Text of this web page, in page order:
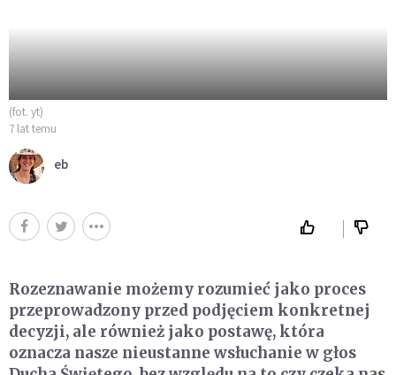
(fot. yt)
7 lat temu
eb
Rozeznawanie możemy rozumieć jako proces
przeprowadzony przed podjęciem konkretnej
decyzji, ale również jako postawę, która
oznacza nasze nieustanne wsłuchanie w głos